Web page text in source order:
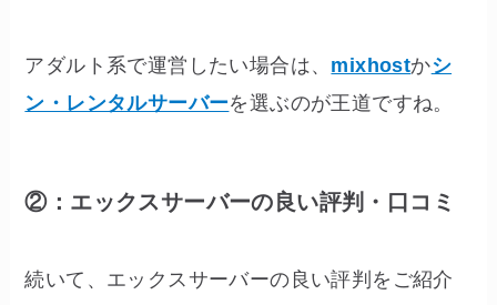
アダルト系で運営したい場合は、 mixhostかシ
ン・レンタルサーバーを選ぶのが王道ですね。
②：エックスサーバーの良い評判・口コミ
続いて、エックスサーバーの良い評判をご紹介